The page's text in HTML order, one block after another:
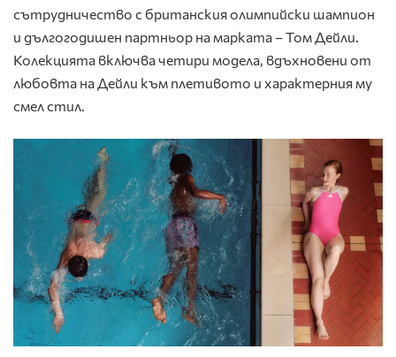
сътрудничество с британския олимпийски шампион
и дългогодишен партньор на марката – Том Дейли.
Колекцията включва четири модела, вдъхновени от
любовта на Дейли към плетивото и характерния му
смел стил.